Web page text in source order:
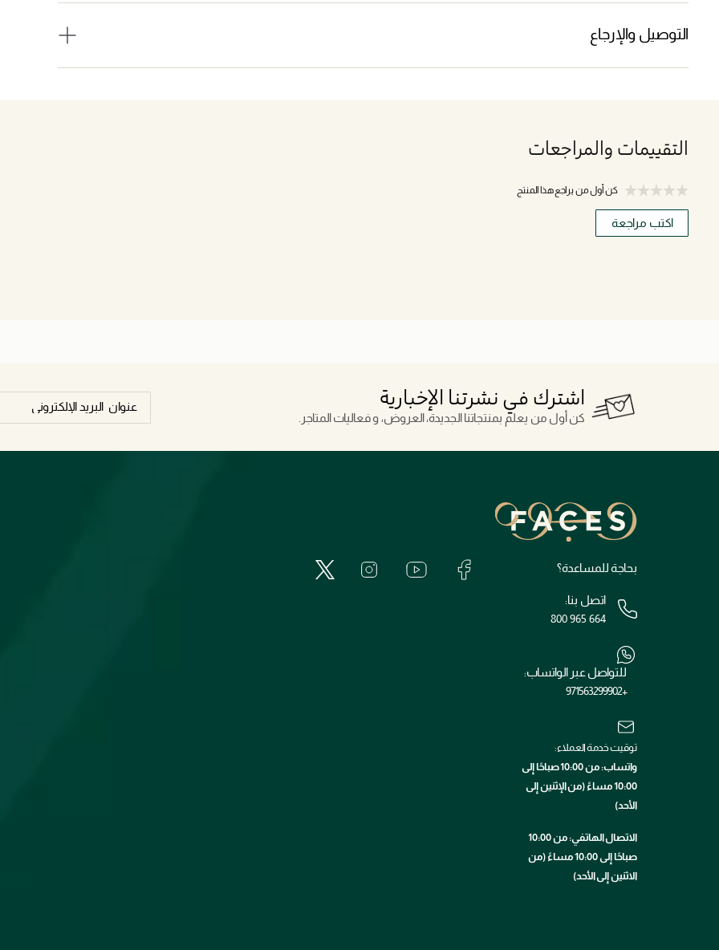
التوصيل والإرجاع
التقييمات والمراجعات
كن أول من يراجع هذا المنتج
اكتب مراجعة
اشترك في نشرتنا الإخبارية
كن أول من يعلم بمنتجاتنا الجديدة، العروض، و فعاليات المتاجر.
بحاجة للمساعدة؟
اتصل بنا:
800 965 664
للتواصل عبر الواتساب:
+971563299902
توقيت خدمة العملاء:
واتساب: من 10:00 صباحًا إلى
10:00 مساءً (من الإثنين إلى
الأحد)
الاتصال الهاتفي: من 10:00
صباحًا إلى 10:00 مساءً (من
الاثنين إلى الأحد)